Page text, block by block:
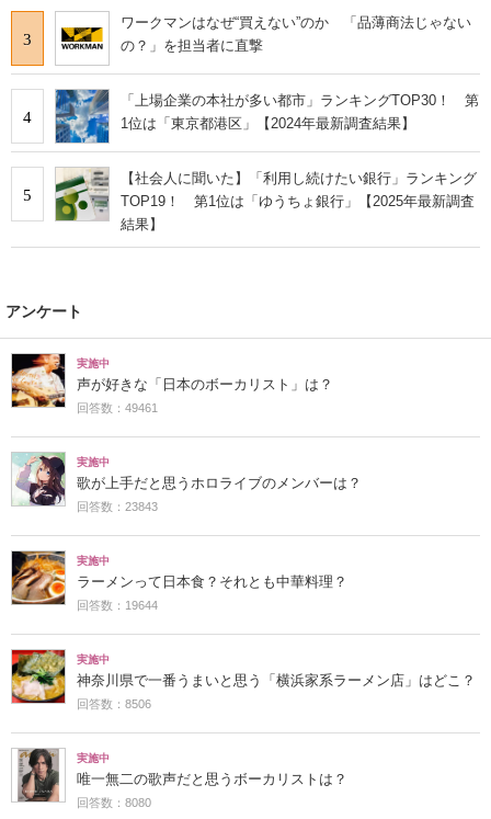
3
ワークマンはなぜ“買えない”のか 「品薄商法じゃない
の？」を担当者に直撃
4
「上場企業の本社が多い都市」ランキングTOP30！ 第
1位は「東京都港区」【2024年最新調査結果】
5
【社会人に聞いた】「利用し続けたい銀行」ランキング
TOP19！ 第1位は「ゆうちょ銀行」【2025年最新調査
結果】
アンケート
実施中
声が好きな「日本のボーカリスト」は？
回答数：49461
実施中
歌が上手だと思うホロライブのメンバーは？
回答数：23843
実施中
ラーメンって日本食？それとも中華料理？
回答数：19644
実施中
神奈川県で一番うまいと思う「横浜家系ラーメン店」はどこ？
回答数：8506
実施中
唯一無二の歌声だと思うボーカリストは？
回答数：8080